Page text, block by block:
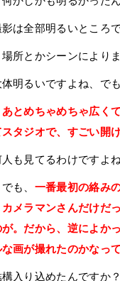
影は全部明るいところ
場所とかシーンによりま
体明るいですよね、でも
あとめちゃめちゃ広く
タジオで、すごい開
人も見てるわけですよ
でも、 一番最初の絡み
メラマンさんだけだ
。だから、逆によか
画が撮れたのかなっ
構入り込めたんですか